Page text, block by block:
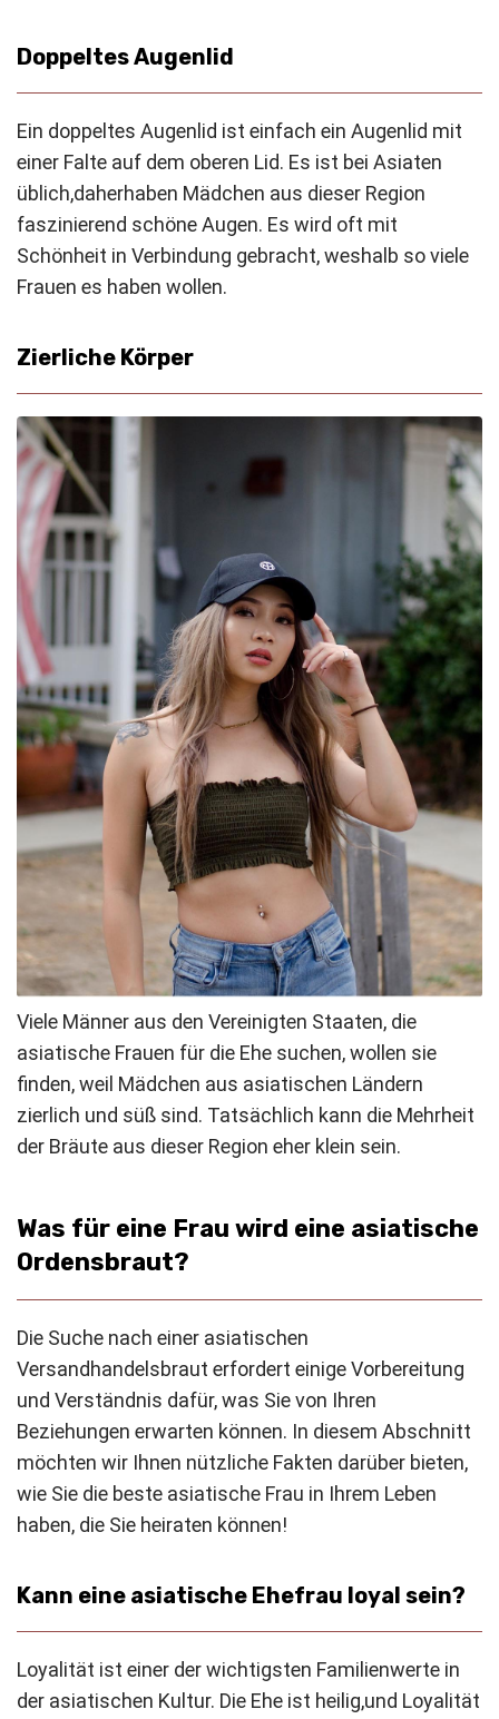
Doppeltes Augenlid
Ein doppeltes Augenlid ist einfach ein Augenlid mit
einer Falte auf dem oberen Lid. Es ist bei Asiaten
üblich,daherhaben Mädchen aus dieser Region
faszinierend schöne Augen. Es wird oft mit
Schönheit in Verbindung gebracht, weshalb so viele
Frauen es haben wollen.
Zierliche Körper
Viele Männer aus den Vereinigten Staaten, die
asiatische Frauen für die Ehe suchen, wollen sie
finden, weil Mädchen aus asiatischen Ländern
zierlich und süß sind. Tatsächlich kann die Mehrheit
der Bräute aus dieser Region eher klein sein.
Was für eine Frau wird eine asiatische
Ordensbraut?
Die Suche nach einer asiatischen
Versandhandelsbraut erfordert einige Vorbereitung
und Verständnis dafür, was Sie von Ihren
Beziehungen erwarten können. In diesem Abschnitt
möchten wir Ihnen nützliche Fakten darüber bieten,
wie Sie die beste asiatische Frau in Ihrem Leben
haben, die Sie heiraten können!
Kann eine asiatische Ehefrau loyal sein?
Loyalität ist einer der wichtigsten Familienwerte in
der asiatischen Kultur. Die Ehe ist heilig,und Loyalität